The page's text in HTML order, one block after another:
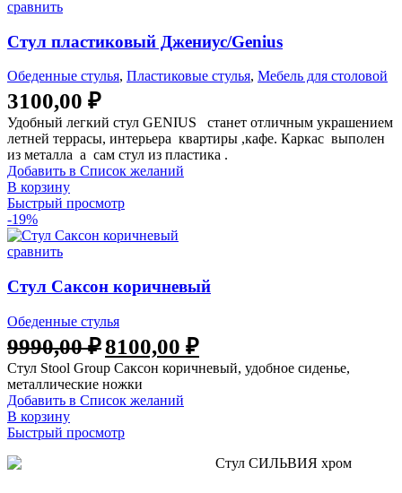
сравнить
Стул пластиковый Джениус/Genius
Обеденные стулья, Пластиковые стулья, Мебель для столовой
3100,00 ₽
Удобный легкий стул GENIUS станет отличным украшением
летней террасы, интерьера квартиры ,кафе. Каркас выполен
из металла а сам стул из пластика .
Добавить в Список желаний
В корзину
Быстрый просмотр
-19%
сравнить
Стул Саксон коричневый
Обеденные стулья
9990,00₽ Первоначальная
цена
составляла
9990,00 ₽.
8100,00 ₽Текущая
цена:
8100,00 ₽.
Стул Stool Group Саксон коричневый, удобное сиденье,
металлические ножки
Добавить в Список желаний
В корзину
Быстрый просмотр